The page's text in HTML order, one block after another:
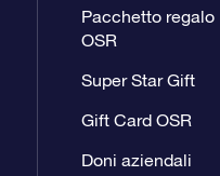
Pacchetto regalo
OSR
Super Star Gift
Gift Card OSR
Doni aziendali